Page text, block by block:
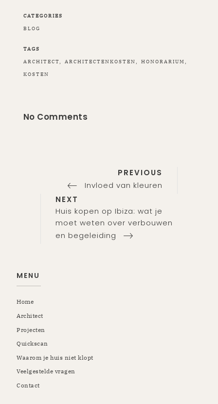
CATEGORIES
BLOG
TAGS
ARCHITECT
ARCHITECTENKOSTEN
HONORARIUM
KOSTEN
No Comments
navigatie
PREVIOUS
Invloed van kleuren
Next
Post
NEXT
Huis kopen op Ibiza: wat je
moet weten over verbouwen
en begeleiding
MENU
Home
Architect
Projecten
Quickscan
Waarom je huis niet klopt
Veelgestelde vragen
Contact